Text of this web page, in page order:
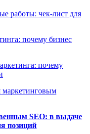
работы: чек-лист для
почему бизнес
почему
маркетинговым
SEO: в выдаче
позиций